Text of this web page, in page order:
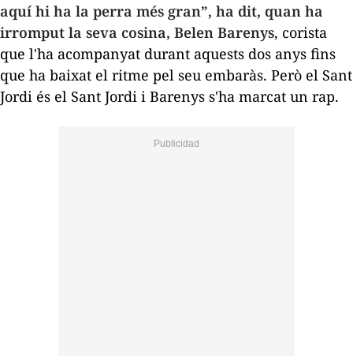
aquí hi ha la perra més gran”, ha dit, quan ha
irromput la seva cosina, Belen Barenys, corista
que l'ha acompanyat durant aquests dos anys fins
que ha baixat el ritme pel seu embaràs. Però el Sant
Jordi és el Sant Jordi i Barenys s'ha marcat un rap.